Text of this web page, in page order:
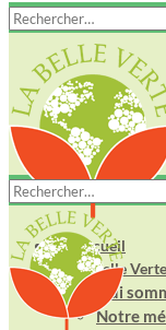
Rechercher :
Accueil
La Belle
Qui
Notre
Rechercher :